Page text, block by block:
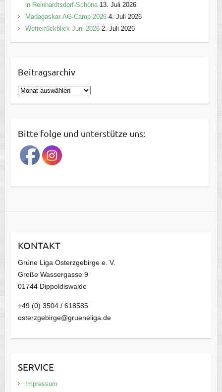
in Reinhardtsdorf-Schöna 13. Juli 2026
Madagaskar-AG-Camp 2026 4. Juli 2026
Wetterrückblick Juni 2026 2. Juli 2026
Beitragsarchiv
B
e
r
a
g
a
v
Bitte folge und unterstütze uns:
KONTAKT
Grüne Liga Osterzgebirge e. V.
Große Wassergasse 9
01744 Dippoldiswalde
+49 (0) 3504 / 618585
osterzgebirge@grueneliga.de
SERVICE
Impressum